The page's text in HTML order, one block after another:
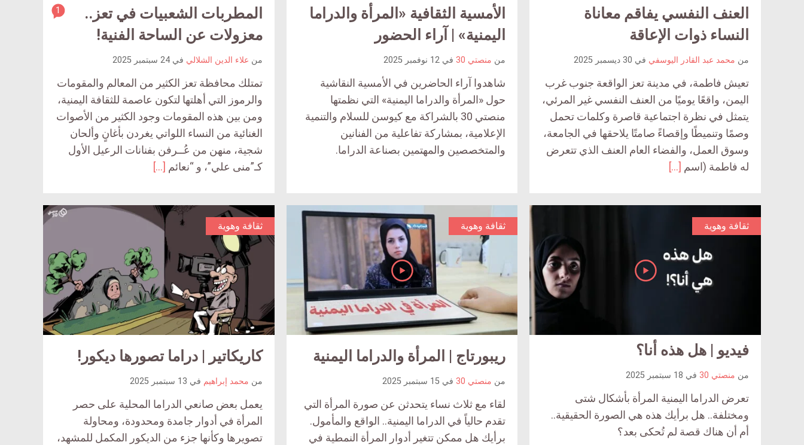
article
comment
العنف النفسي يفاقم معاناة
النساء ذوات الإعاقة
من محمد عبد القادر اليوسفي في 30 ديسمبر 2025
تعيش فاطمة، في مدينة تعز الواقعة جنوب غرب
اليمن، واقعًا يوميًا من العنف النفسي غير المرئي،
يتمثل في نظرة اجتماعية قاصرة وكلمات تحمل
وصمًا وتنميطًا وإقصاءً صامتًا يلاحقها في الجامعة،
وسوق العمل، والفضاء العام العنف الذي تتعرض
له فاطمة (اسم […]
count
الأمسية الثقافية «المرأة والدراما
اليمنية» | آراء الحضور
من منصتي 30 في 12 نوفمبر 2025
شاهدوا آراء الحاضرين في الأمسية النقاشية
حول «المرأة والدراما اليمنية» التي نظمتها
منصتي 30 بالشراكة مع كيوسن للسلام والتنمية
الإعلامية، بمشاركة تفاعلية من الفنانين
والمتخصصين والمهتمين بصناعة الدراما.
article
1
المطربات الشعبيات في تعز..
معزولات عن الساحة الفنية!
من علاء الدين الشلالي في24 سبتمبر 2025
تمتلك محافظة تعز الكثير من المعالم والمقومات
والرموز التي أهلتها لتكون عاصمة للثقافة اليمنية،
ومن بين هذه المقومات وجود الكثير من الأصوات
الغنائية من النساء اللواتي يغردن بأغانٍ وألحان
شجية، منهن من عُــرفن بفنانات الرعيل الأول
كـ”منى علي”، و “نعائم […]
ثقافة وهوية
comment
count
فيديو | هل هذه أنا؟
من منصتي 30 في 18 سبتمبر 2025
تعرض الدراما اليمنية المرأة بأشكال شتى
ومختلفة.. هل برأيك هذه هي الصورة الحقيقية..
أم أن هناك قصة لم تُحكى بعد؟
ثقافة وهوية
article
count
ريبورتاج | المرأة والدراما اليمنية
من منصتي 30 في 15 سبتمبر 2025
لقاء مع ثلاث نساء يتحدثن عن صورة المرأة التي
تقدم حالياً في الدراما اليمنية.. الواقع والمأمول.
برأيك هل ممكن تتغير أدوار المرأة النمطية في
ثقافة وهوية
كاريكاتير | دراما تصورها ديكور!
من محمد إبراهيم في 13 سبتمبر 2025
يعمل بعض صانعي الدراما المحلية على حصر
المرأة في أدوار جامدة ومحدودة، ومحاولة
تصويرها وكأنها جزء من الديكور المكمل للمشهد،